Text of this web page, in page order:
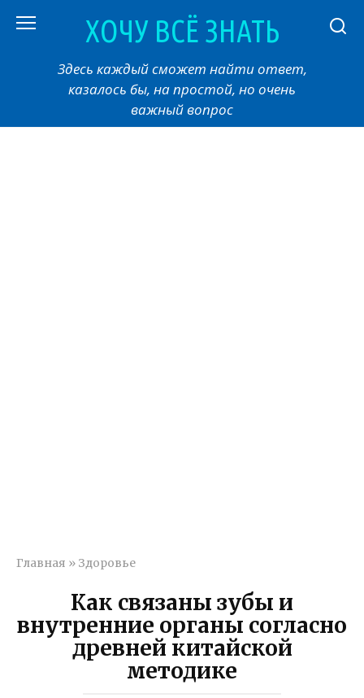
ХОЧУ ВСЁ ЗНАТЬ
Здесь каждый сможет найти ответ,
казалось бы, на простой, но очень
важный вопрос
Главная » Здоровье
Как связаны зубы и
внутренние органы согласно
древней китайской
методике